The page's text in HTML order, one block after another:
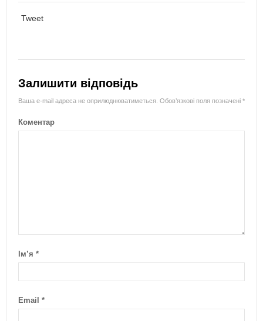
Tweet
Залишити відповідь
Ваша e-mail адреса не оприлюднюватиметься. Обов’язкові поля позначені *
Коментар
Ім’я *
Email *